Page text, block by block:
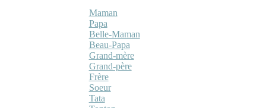
Maman
Papa
Belle-Maman
Beau-Papa
Grand-mère
Grand-père
Frère
Soeur
Tata